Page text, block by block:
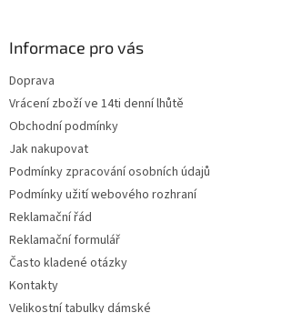
Informace pro vás
Doprava
Vrácení zboží ve 14ti denní lhůtě
Obchodní podmínky
Jak nakupovat
Podmínky zpracování osobních údajů
Podmínky užití webového rozhraní
Reklamační řád
Reklamační formulář
Často kladené otázky
Kontakty
Velikostní tabulky dámské